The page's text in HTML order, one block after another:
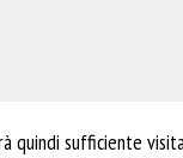
quindi sufficiente